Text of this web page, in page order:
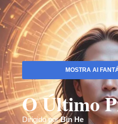
MOSTRA AI
O Último
Dirigido porBin He